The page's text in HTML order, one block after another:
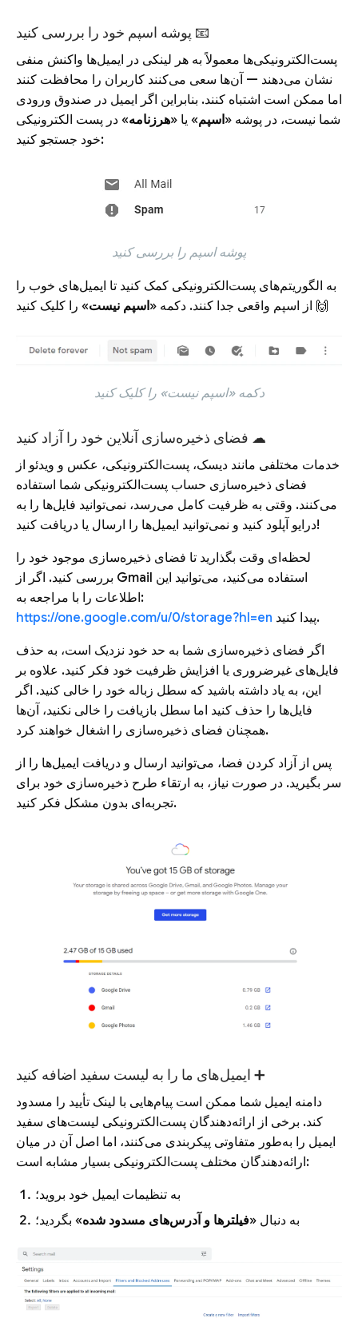
پوشه اسپم خود را بررسی کنید 📧
پست‌الکترونیکی‌ها معمولاً به هر لینکی در ایمیل‌ها واکنش منفی
نشان می‌دهند — آن‌ها سعی می‌کنند کاربران را محافظت کنند
اما ممکن است اشتباه کنند. بنابراین اگر ایمیل در صندوق ورودی
شما نیست، در پوشه «اسپم» یا «هرزنامه» در پست الکترونیکی
خود جستجو کنید:
پوشه اسپم را بررسی کنید
به الگوریتم‌های پست‌الکترونیکی کمک کنید تا ایمیل‌های خوب را
از اسپم واقعی جدا کنند. دکمه «اسپم نیست » را کلیک کنید 🙌
دکمه «اسپم نیست» را کلیک کنید
فضای ذخیره‌سازی آنلاین خود را آزاد کنید ☁
خدمات مختلفی مانند دیسک، پست‌الکترونیکی، عکس و ویدئو از
فضای ذخیره‌سازی حساب پست‌الکترونیکی شما استفاده
می‌کنند. وقتی به ظرفیت کامل می‌رسد، نمی‌توانید فایل‌ها را به
درایو آپلود کنید و نمی‌توانید ایمیل‌ها را ارسال یا دریافت کنید!
لحظه‌ای وقت بگذارید تا فضای ذخیره‌سازی موجود خود را
بررسی کنید. اگر از Gmail استفاده می‌کنید، می‌توانید این
اطلاعات را با مراجعه به:
https://one.google.com/u/0/storage?hl=en
پیدا کنید.
اگر فضای ذخیره‌سازی شما به حد خود نزدیک است، به حذف
فایل‌های غیرضروری یا افزایش ظرفیت خود فکر کنید. علاوه بر
این، به یاد داشته باشید که سطل زباله خود را خالی کنید. اگر
فایل‌ها را حذف کنید اما سطل بازیافت را خالی نکنید، آن‌ها
همچنان فضای ذخیره‌سازی را اشغال خواهند کرد.
پس از آزاد کردن فضا، می‌توانید ارسال و دریافت ایمیل‌ها را از
سر بگیرید. در صورت نیاز، به ارتقاء طرح ذخیره‌سازی خود برای
تجربه‌ای بدون مشکل فکر کنید.
ایمیل‌های ما را به لیست سفید اضافه کنید ➕
دامنه ایمیل شما ممکن است پیام‌هایی با لینک تأیید را مسدود
کند. برخی از ارائه‌دهندگان پست‌الکترونیکی لیست‌های سفید
ایمیل را به‌طور متفاوتی پیکربندی می‌کنند، اما اصل آن در میان
ارائه‌دهندگان مختلف پست‌الکترونیکی بسیار مشابه است:
به تنظیمات ایمیل خود بروید؛
به دنبال «فیلترها و آدرس‌های مسدود شده» بگردید؛